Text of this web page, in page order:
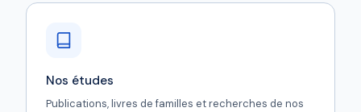
Nos études
Publications, livres de familles et recherches de nos